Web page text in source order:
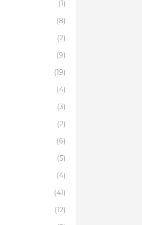
(1)
(8)
(2)
(9)
(19)
(4)
(3)
(2)
(6)
(5)
(4)
(41)
(12)